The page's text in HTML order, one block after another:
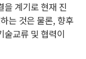
을 계기로 현재 진
는 것은 물론, 향후
술교류 및 협력이